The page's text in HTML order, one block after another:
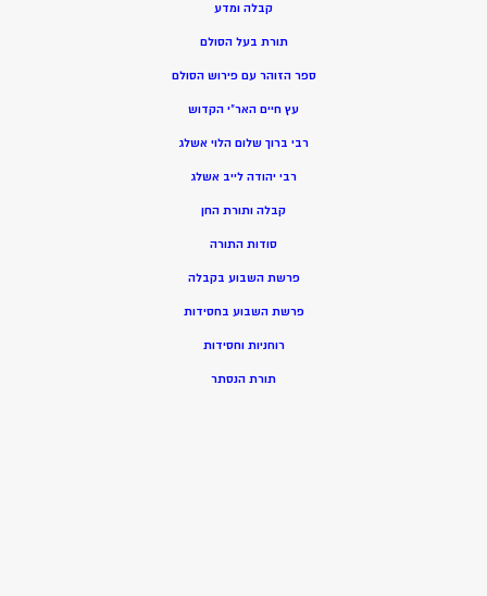
קבלה ומדע
תורת בעל הסולם
ספר הזוהר עם פירוש הסולם
עץ חיים האר”י הקדוש
רבי ברוך שלום הלוי אשלג
רבי יהודה לייב אשלג
קבלה ותורת החן
סודות התורה
פרשת השבוע בקבלה
פרשת השבוע בחסידות
רוחניות וחסידות
תורת הנסתר